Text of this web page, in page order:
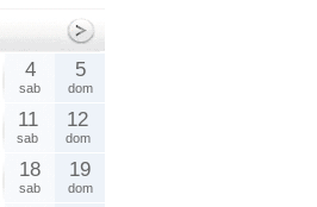
4
sab
5
dom
11
sab
12
dom
18
sab
19
dom